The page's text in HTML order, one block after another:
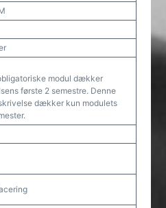
modul dækker
første 2 semestre. Denne
dækker kun modulets